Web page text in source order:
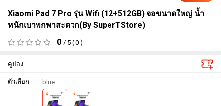
Xiaomi Pad 7 Pro รุ่น Wifi (12+512GB) จอขนาดใหญ่ น้ำ
หนักเบาพกพาสะดวก(By SuperTStore)
0 / 5 ( 0 )
คูปอง
ตัวเลือก blue